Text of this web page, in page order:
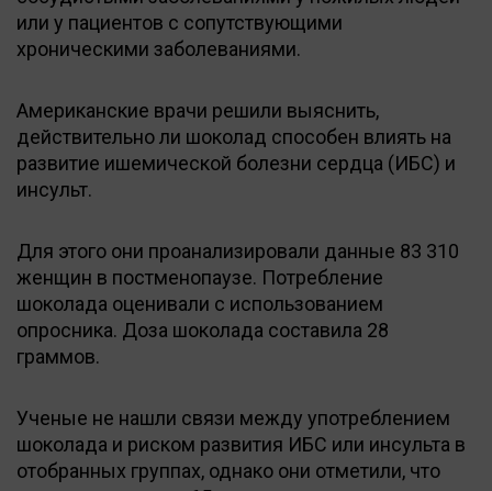
или у пациентов с сопутствующими
хроническими заболеваниями.
Американские врачи решили выяснить,
действительно ли шоколад способен влиять на
развитие ишемической болезни сердца (ИБС) и
инсульт.
Для этого они проанализировали данные 83 310
женщин в постменопаузе. Потребление
шоколада оценивали с использованием
опросника. Доза шоколада составила 28
граммов.
Ученые не нашли связи между употреблением
шоколада и риском развития ИБС или инсульта в
отобранных группах, однако они отметили, что